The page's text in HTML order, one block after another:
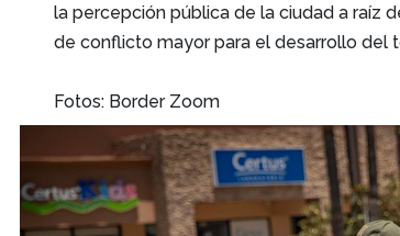
la percepción pública de la ciudad a raíz
de conflicto mayor para el desarrollo del
Fotos: Border Zoom